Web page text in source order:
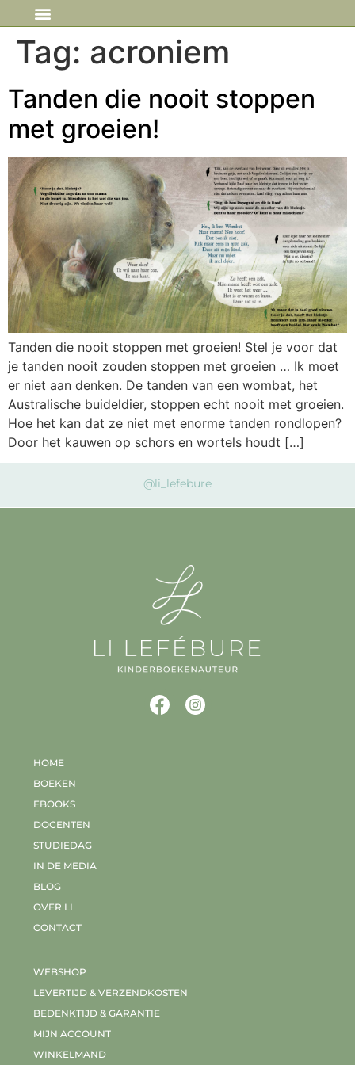
Tag: acroniem
Tanden die nooit stoppen
met groeien!
Tanden die nooit stoppen met groeien! Stel je voor dat
je tanden nooit zouden stoppen met groeien … Ik moet
er niet aan denken. De tanden van een wombat, het
Australische buideldier, stoppen echt nooit met groeien.
Hoe het kan dat ze niet met enorme tanden rondlopen?
Door het kauwen op schors en wortels houdt […]
@li_lefebure
HOME
BOEKEN
EBOOKS
DOCENTEN
STUDIEDAG
IN DE MEDIA
BLOG
OVER LI
CONTACT
WEBSHOP
LEVERTIJD & VERZENDKOSTEN
BEDENKTIJD & GARANTIE
MIJN ACCOUNT
WINKELMAND